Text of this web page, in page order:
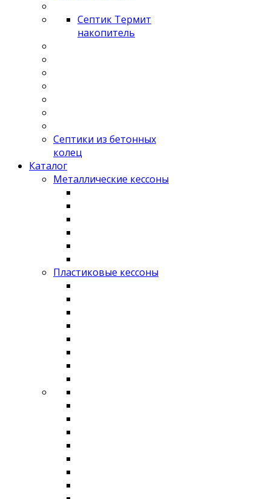
Септик Термит
накопитель
Септики из бетонных
колец
Каталог
Металлические кессоны
Пластиковые кессоны